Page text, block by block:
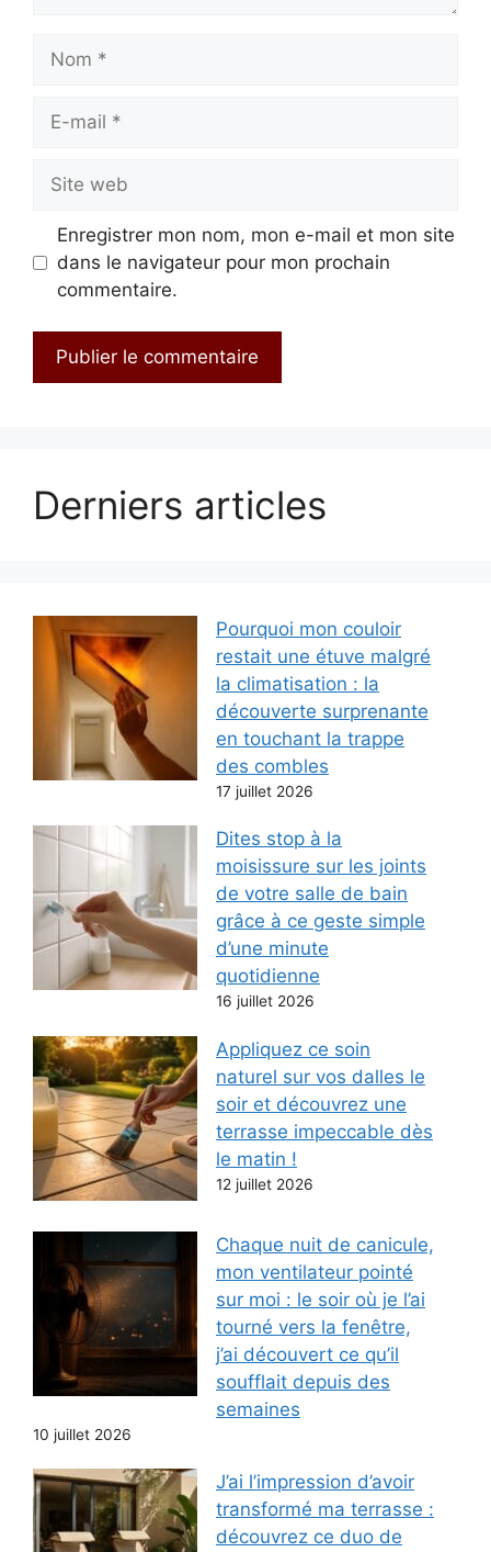
mail
web
Enregistrer mon nom, mon e-mail et mon site
dans le navigateur pour mon prochain
commentaire.
Derniers articles
Pourquoi mon couloir
restait une étuve malgré
la climatisation : la
découverte surprenante
en touchant la trappe
des combles
17 juillet 2026
Dites stop à la
moisissure sur les joints
de votre salle de bain
grâce à ce geste simple
d’une minute
quotidienne
16 juillet 2026
Appliquez ce soin
naturel sur vos dalles le
soir et découvrez une
terrasse impeccable dès
le matin !
12 juillet 2026
Chaque nuit de canicule,
mon ventilateur pointé
sur moi : le soir où je l’ai
tourné vers la fenêtre,
j’ai découvert ce qu’il
soufflait depuis des
semaines
10 juillet 2026
J’ai l’impression d’avoir
transformé ma terrasse :
découvrez ce duo de